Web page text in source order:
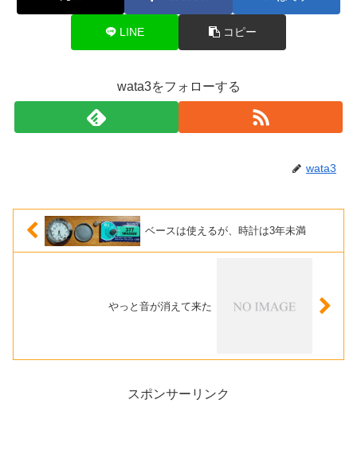
LINE コピー
wata3をフォローする
wata3
ベースは使えるが、時計は3年未満
やっと音が消えて来た
スポンサーリンク